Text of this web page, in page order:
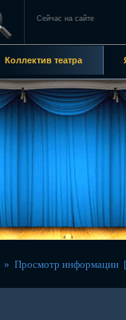
Сейчас на сайте
Коллектив театра
» Просмотр информации